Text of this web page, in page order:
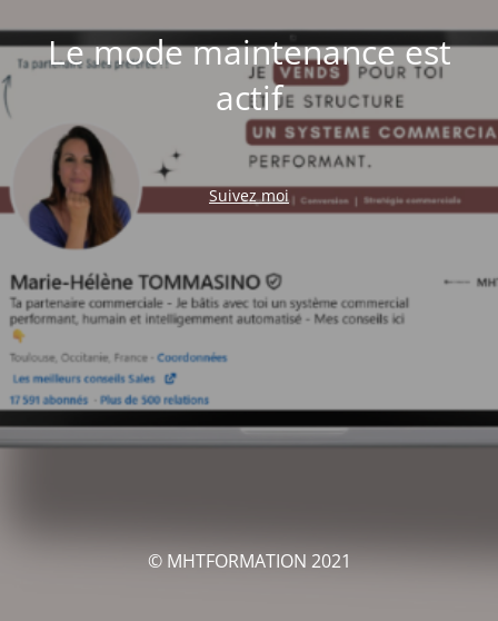
Le mode maintenance est
actif
Suivez moi
© MHTFORMATION 2021